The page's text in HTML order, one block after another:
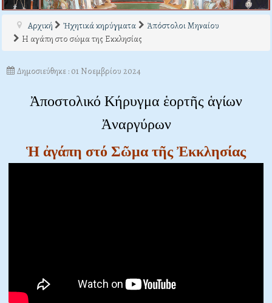
Αρχική Ἠχητικά κηρύγματα
Ἀπόστολοι Μηναίου
Η αγάπη στο σώμα της Εκκλησίας
Δημοσιεύθηκε : 01 Νοεμβρίου 2024
Ἀποστολικό Κήρυγμα ἑορτῆς ἁγίων
Ἀναργύρων
Ἡ ἀγάπη στό Σῶμα τῆς Ἐκκλησίας